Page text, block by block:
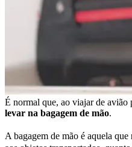
É normal que, ao viajar de avião
levar na bagagem de mão.
A bagagem de mão é aquela